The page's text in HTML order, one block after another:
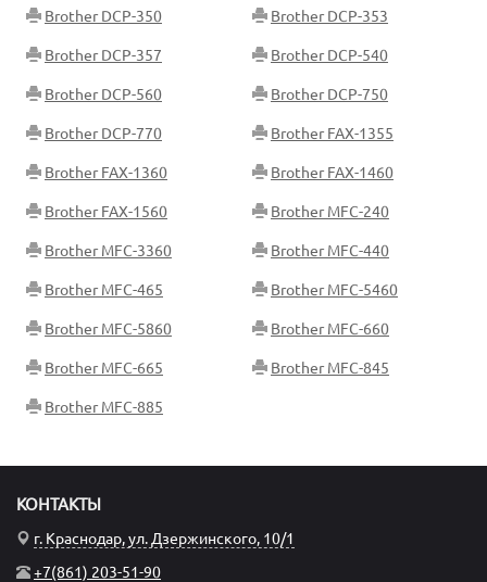
Brother DCP-350 Brother DCP-353
Brother DCP-357 Brother DCP-540
Brother DCP-560 Brother DCP-750
Brother DCP-770 Brother FAX-1355
Brother FAX-1360 Brother FAX-1460
Brother FAX-1560 Brother MFC-240
Brother MFC-3360 Brother MFC-440
Brother MFC-465 Brother MFC-5460
Brother MFC-5860 Brother MFC-660
Brother MFC-665 Brother MFC-845
Brother MFC-885
КОНТАКТЫ
г. Краснодар, ул. Дзержинского, 10/1
+7(861) 203-51-90